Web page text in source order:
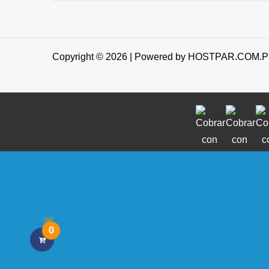
Copyright © 2026 | Powered by
0